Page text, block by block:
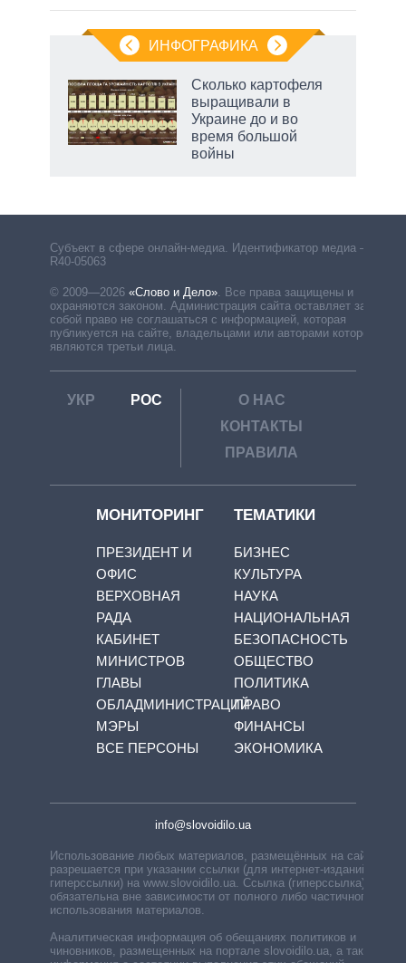
ИНФОГРАФИКА
Сколько картофеля
выращивали в
Украине до и во
время большой
войны
Субъект в сфере онлайн-медиа. Идентификатор медиа –
R40-05063
© 2009—2026 «Слово и Дело» Все права защищены и
охраняются законом. Администрация сайта оставляет за
собой право не соглашаться с информацией, которая
публикуется на сайте, владельцами или авторами которой
являются третьи лица.
УКР РОС
О НАС
КОНТАКТЫ
ПРАВИЛА
МОНИТОРИНГ
ПРЕЗИДЕНТ И
ОФИС
ВЕРХОВНАЯ
РАДА
КАБИНЕТ
МИНИСТРОВ
ГЛАВЫ
ОБЛАДМИНИСТРАЦИЙ
МЭРЫ
ВСЕ ПЕРСОНЫ
ТЕМАТИКИ
БИЗНЕС
КУЛЬТУРА
НАУКА
НАЦИОНАЛЬНАЯ
БЕЗОПАСНОСТЬ
ОБЩЕСТВО
ПОЛИТИКА
ПРАВО
ФИНАНСЫ
ЭКОНОМИКА
info@slovoidilo.ua
Использование любых материалов, размещённых на сайте,
разрешается при указании ссылки (для интернет-изданий —
гиперссылки) на www.slovoidilo.ua. Ссылка (гиперссылка)
обязательна вне зависимости от полного либо частичного
использования материалов.
Аналитическая информация об обещаниях политиков и
чиновников, размещенных на портале slovoidilo.ua, а также